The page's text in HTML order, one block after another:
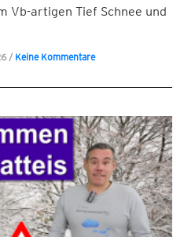
Vb-artigen Tief Schnee und
/ Keine Kommentare